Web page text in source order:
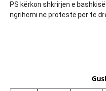
PS kërkon shkrirjen e
ngrihemi në protestë për të